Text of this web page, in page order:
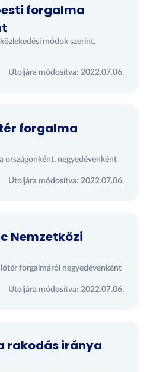
forgalma
módok szerint,
Utoljára módosítva: 2022.07.06.
forgalma
országonként, negyedévenként
Utoljára módosítva: 2022.07.06.
Nemzetközi
forgalmáról negyedévenként
Utoljára módosítva: 2022.07.06.
rakodás iránya